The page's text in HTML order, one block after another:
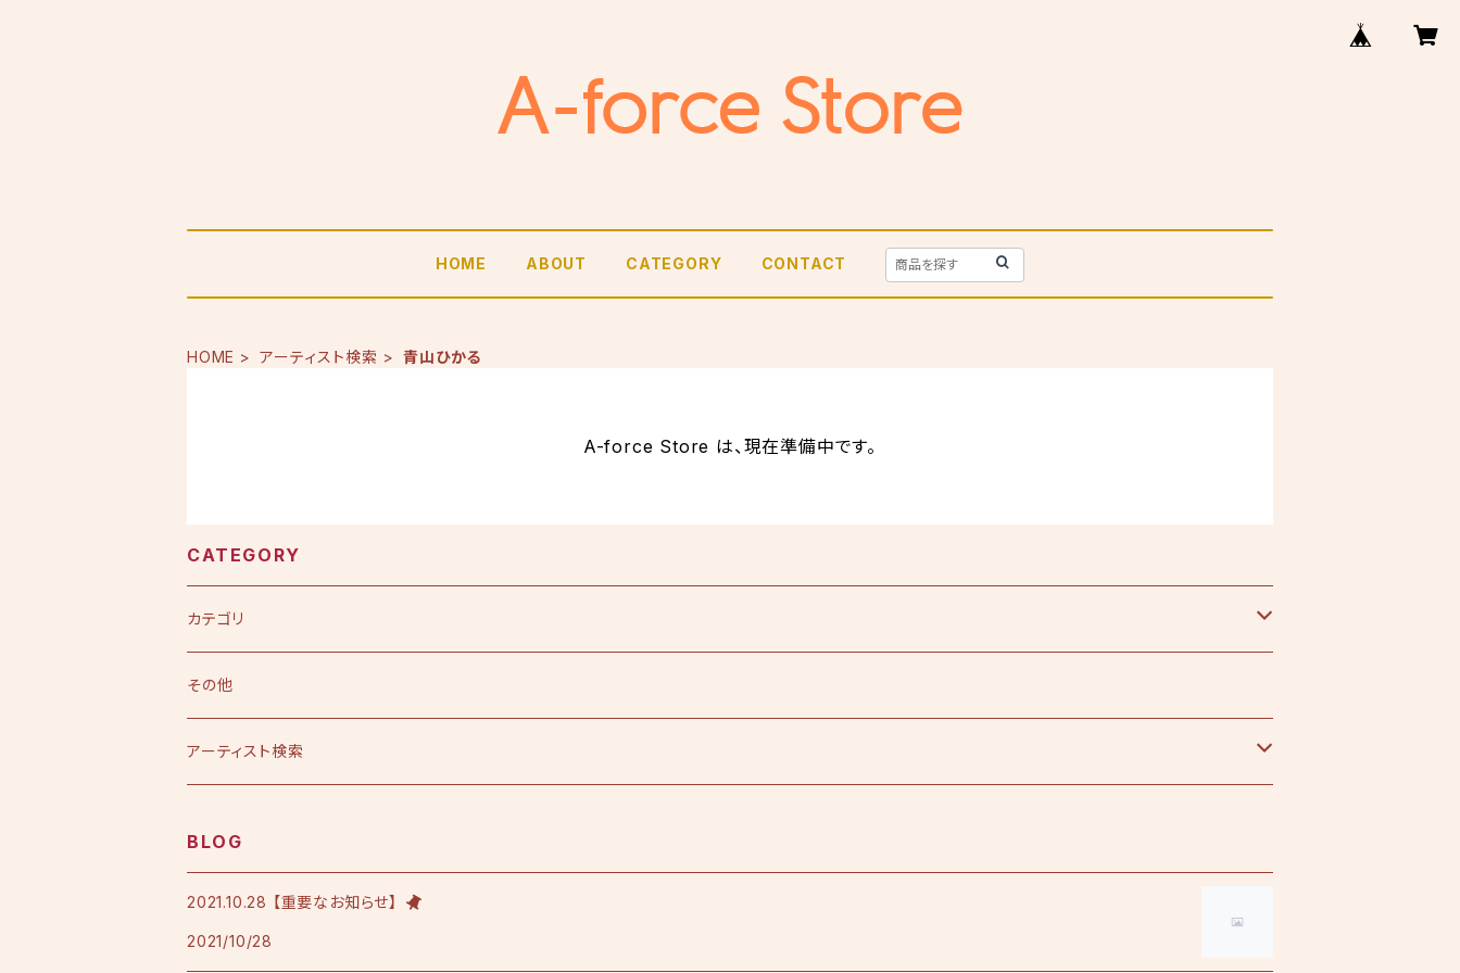
HOME ABOUT CATEGORY CONTACT
HOME アーティスト検索 青山ひかる
A-force Store は、現在準備中です。
CATEGORY
カテゴリ
CD
シングル
限定版
DVD
アルバム
フレンチテリースタジャン
カラオケノート
その他
その他
アーティスト検索
加宮佑唏
BLOG
2021.10.28 【重要なお知らせ】
2021/10/28